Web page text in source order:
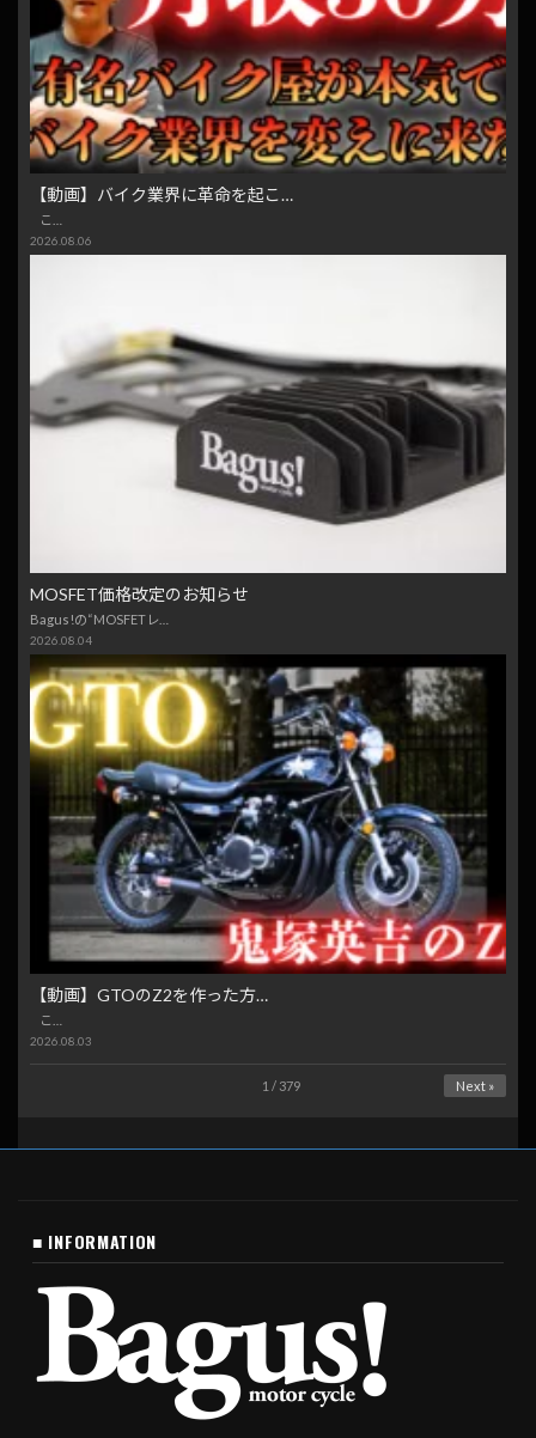
【動画】バイク業界に革命を起こ…
こ…
2026.08.06
MOSFET価格改定のお知らせ
Bagus!の“MOSFETレ…
2026.08.04
【動画】GTOのZ2を作った方…
こ…
2026.08.03
1 / 379 Next »
■ INFORMATION